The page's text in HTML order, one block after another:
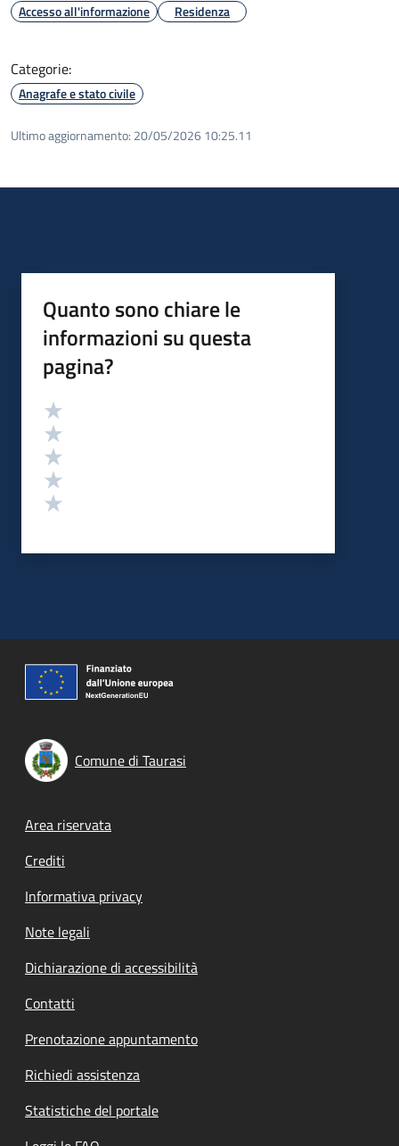
Accesso all'informazione Residenza
Categorie:
Anagrafe e stato civile
Ultimo aggiornamento: 20/05/2026 10:25.11
Quanto sono chiare le
informazioni su questa
pagina?
Valutazione
Comune di Taurasi
Footer menu
Area riservata
Crediti
Informativa privacy
Note legali
Dichiarazione di accessibilità
Contatti
Prenotazione appuntamento
Richiedi assistenza
Statistiche del portale